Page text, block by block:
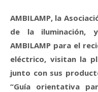
AMBILAMP, la
de la iluminación,
AMBILAMP para el
eléctrico, visitan la
junto con sus
“Guía orientativa